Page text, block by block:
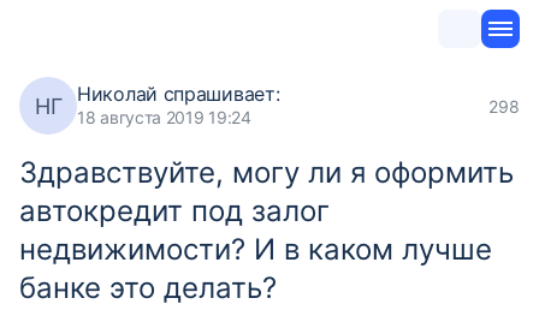
НГ Николай спрашивает:
18 августа 2019 19:24
298
Здравствуйте, могу ли я оформить
автокредит под залог
недвижимости? И в каком лучше
банке это делать?